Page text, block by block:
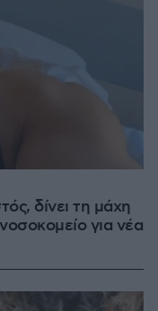
δίνει τη μάχη
για νέα